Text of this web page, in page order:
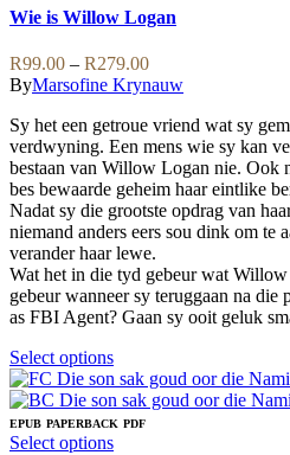
options
be
chosen
on
the
product
page
has
multiple
variants.
The
options
may
be
chosen
on
the
product
page
Wie is Willow Logan
R99.00 – R279.00Price
range:
through
R279.00
ByMarsofine Krynauw
Sy het een getroue vriend wat sy
verdwyning. Een mens wie sy kan
bestaan van Willow Logan nie. Ook
bes bewaarde geheim haar eintlike
Nadat sy die grootste opdrag van
niemand anders eers sou dink om te
verander haar lewe.
Wat het in die tyd gebeur wat
gebeur wanneer sy teruggaan na die
as FBI Agent? Gaan sy ooit geluk
Select optionsThis
product
has
multiple
variants.
EPUB PAPERBACK PDF
Select optionsThis